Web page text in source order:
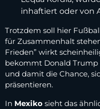
inhaftiert oder von
Trotzdem soll hier
für Zusammenhalt
Frieden” wirkt
bekommt Donald
und damit die Chance,
präsentieren.
In Mexiko sieht das